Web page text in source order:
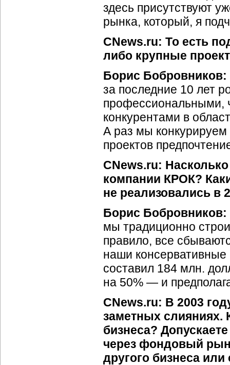
здесь присутствуют
рынка, который, я
CNews.ru: То есть
либо крупные
Борис Бобровников:
за последние 10 лет
профессиональными,
конкурентами в
А раз мы конкурируем
проектов
CNews.ru:
компании КРОК?
не реализовались в
Борис Бобровников:
мы традиционно
правило, все
наши
составил 184 млн.
на 50% — и
CNews.ru: В 2003
заметных слияниях.
бизнеса?
через фондовый
другого бизнеса или